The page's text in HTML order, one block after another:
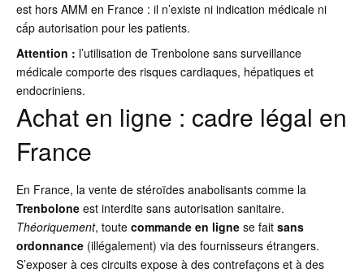
est hors AMM en France : il n’existe ni indication médicale ni
cấp autorisation pour les patients.
Attention : l’utilisation de Trenbolone sans surveillance
médicale comporte des risques cardiaques, hépatiques et
endocriniens.
Achat en ligne : cadre légal en
France
En France, la vente de stéroïdes anabolisants comme la
Trenbolone est interdite sans autorisation sanitaire.
Théoriquement, toute commande en ligne se fait sans
ordonnance (illégalement) via des fournisseurs étrangers.
S’exposer à ces circuits expose à des contrefaçons et à des